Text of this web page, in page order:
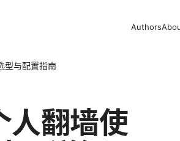
Authors
型与配置指南
翻墙使